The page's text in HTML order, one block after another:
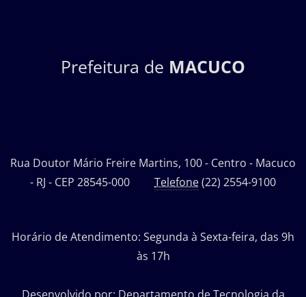
Prefeitura de MACUCO
Rua Doutor Mário Freire Martins, 100 - Centro - Macuco
- RJ - CEP 28545-000 Telefone(22) 2554-9100
Horário de Atendimento: Segunda à Sexta-feira, das 9h
às 17h
Desenvolvido por: Departamento de Tecnologia da